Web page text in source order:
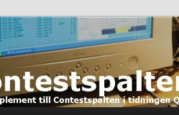
Contestspalten
Ett komplement till contestspalten i tidningen